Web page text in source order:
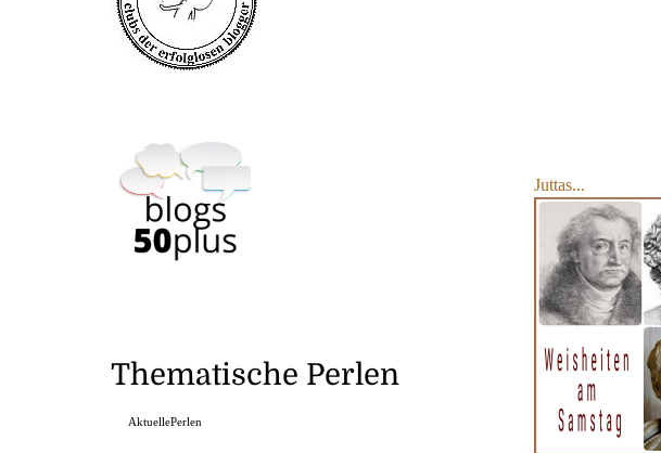
Juttas...
Thematische Perlen
AktuellePerlen